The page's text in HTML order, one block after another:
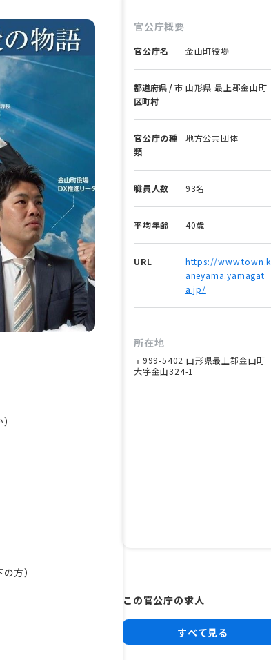
方）
官公庁概要
官公庁名 金山町役場
都道府県 / 市
区町村
山形県 最上郡金山町
官公庁の種
類
地方公共団体
職員人数 93名
平均年齢 40歳
URL
https://www.town.k
aneyama.yamagat
a.jp/
所在地
〒999-5402 山形県最上郡金山町
大字金山324-1
この官公庁の求人
すべて見る